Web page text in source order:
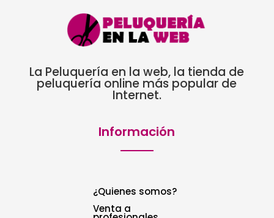
La Peluquería en la web, la tienda de
peluquería online más popular de
Internet.
Información
¿Quienes somos?
Venta a